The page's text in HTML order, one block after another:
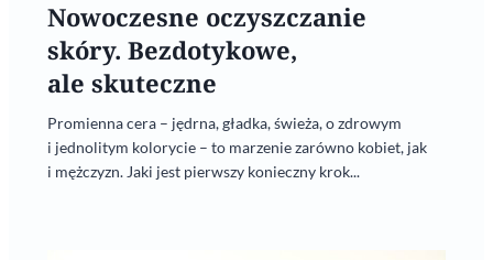
Nowoczesne oczyszczanie
skóry. Bezdotykowe,
ale skuteczne
Promienna cera – jędrna, gładka, świeża, o zdrowym
i jednolitym kolorycie – to marzenie zarówno kobiet, jak
i mężczyzn. Jaki jest pierwszy konieczny krok...